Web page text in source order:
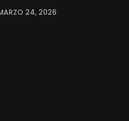
24, 2026